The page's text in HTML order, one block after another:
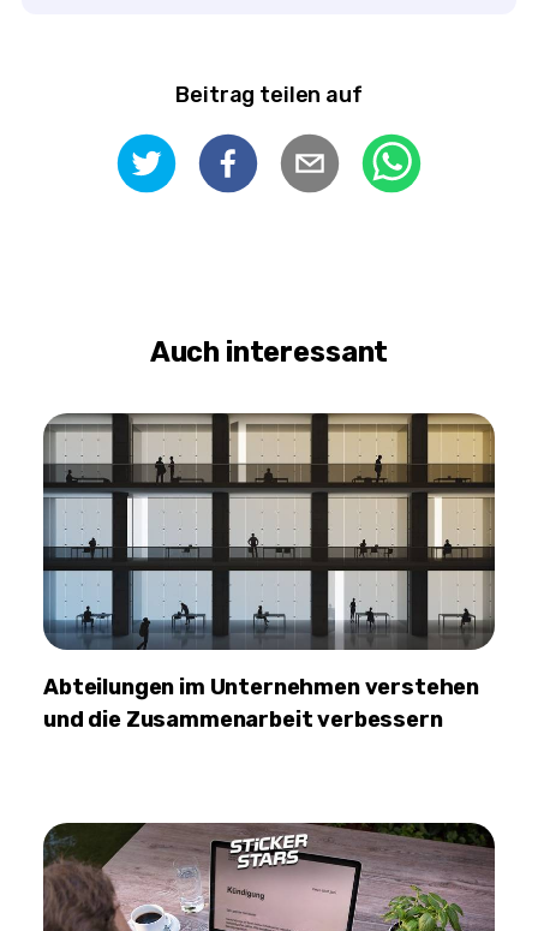
Beitrag teilen auf
Auch interessant
Abteilungen im Unternehmen verstehen
und die Zusammenarbeit verbessern